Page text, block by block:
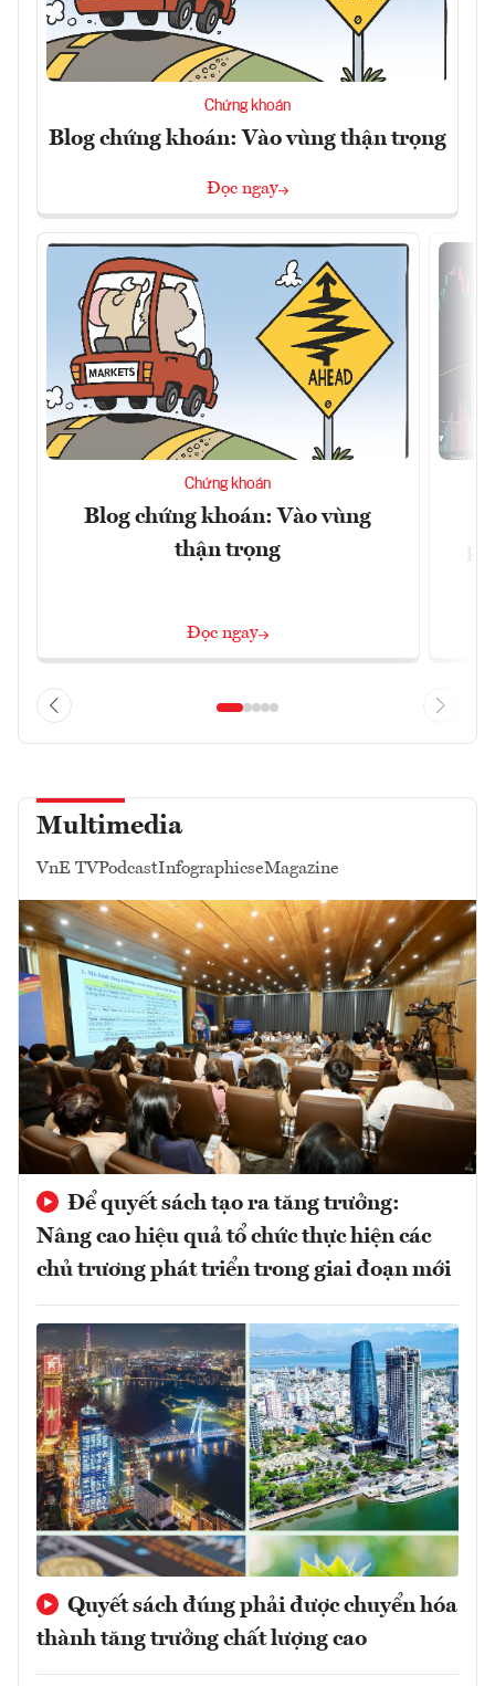
Chứng khoán
Blog chứng khoán: Vào vùng thận trọng
Đọc ngay
Chứng khoán
Blog chứng khoán: Vào vùng
thận trọng
Đọc ngay
Multimedia
VnE TVPodcastInfographicseMagazine
Để quyết sách tạo ra tăng trưởng:
Nâng cao hiệu quả tổ chức thực hiện các
chủ trương phát triển trong giai đoạn mới
Quyết sách đúng phải được chuyển hóa
thành tăng trưởng chất lượng cao